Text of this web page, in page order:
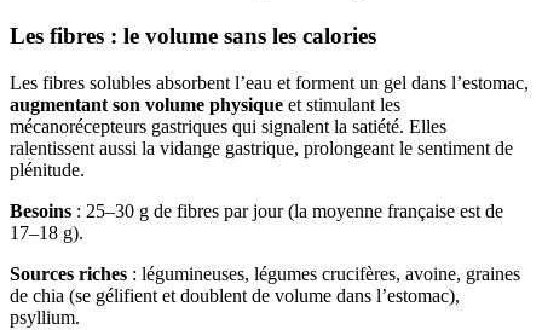
Les fibres : le volume sans les calories
Les fibres solubles absorbent l’eau et forment un gel dans l’estomac,
augmentant son volume physique et stimulant les
mécanorécepteurs gastriques qui signalent la satiété. Elles
ralentissent aussi la vidange gastrique, prolongeant le sentiment de
plénitude.
Besoins : 25–30 g de fibres par jour (la moyenne française est de
17–18 g).
Sources riches : légumineuses, légumes crucifères, avoine, graines
de chia (se gélifient et doublent de volume dans l’estomac),
psyllium.